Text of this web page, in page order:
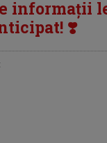
informații
❣️